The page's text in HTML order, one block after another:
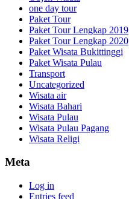
one day tour
Paket Tour
Paket Tour Lengkap 2019
Paket Tour Lengkap 2020
Paket Wisata Bukittinggi
Paket Wisata Pulau
Transport
Uncategorized
Wisata air
Wisata Bahari
Wisata Pulau
Wisata Pulau Pagang
Wisata Religi
Meta
Log in
Entries feed